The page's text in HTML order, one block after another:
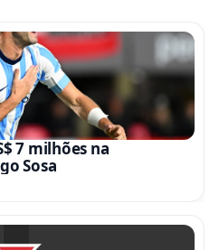
7 milhões na
Sosa